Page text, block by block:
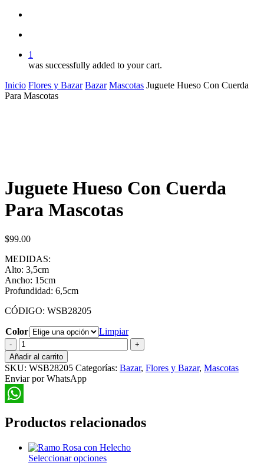
1
was successfully added to your cart.
Inicio Flores y Bazar Bazar Mascotas Juguete Hueso Con Cuerda
Para Mascotas
Juguete Hueso Con Cuerda
Para Mascotas
$99.00
MEDIDAS:
Alto: 3,5cm
Ancho: 15cm
Profundidad: 6,5cm
CÓDIGO: WSB28205
Color
Limpiar
Juguete
Hueso
Con
Cuerda
Para
Mascotas
cantidad
Añadir al carrito
SKU: WSB28205 Categorías: Bazar, Flores y Bazar, Mascotas
Enviar por WhatsApp
Productos relacionados
Seleccionar opcionesEste